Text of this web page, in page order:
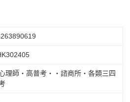
理師‧高普考‧‧諮商所‧各類三四